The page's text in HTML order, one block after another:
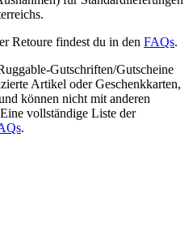
Retoure findest du in den FAQs.
Gutschriften/Gutscheine
Artikel oder Geschenkkarten,
können nicht mit anderen
vollständige Liste der
.